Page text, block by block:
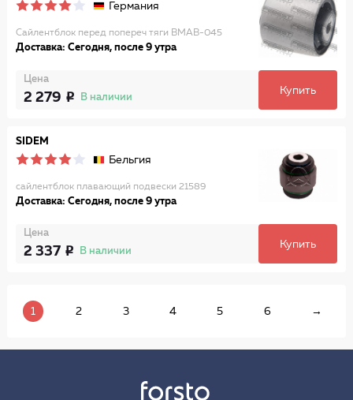
Германия
Сайлентблок перед попереч тяги BMAB-045
Доставка: Сегодня, после 9 утра
Цена
2 279 В наличии
Купить
SIDEM
Бельгия
сайлентблок плавающий подвески 21589
Доставка: Сегодня, после 9 утра
Цена
2 337 В наличии
Купить
1 2 3 4 5 6 →